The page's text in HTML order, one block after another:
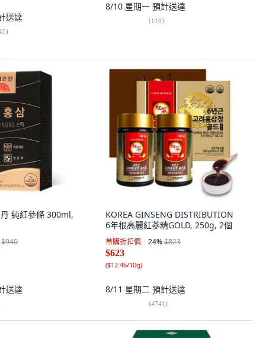
送達
)
8/10 星期一 預計送達
(110)
純紅參條 300ml,
$940
送達
KOREA GINSENG DISTRIBUTION
6年根高麗紅蔘精GOLD, 250g, 2個
首購折扣價 24%$823
$623
($12.46/10g)
8/11 星期二 預計送達
(4741)